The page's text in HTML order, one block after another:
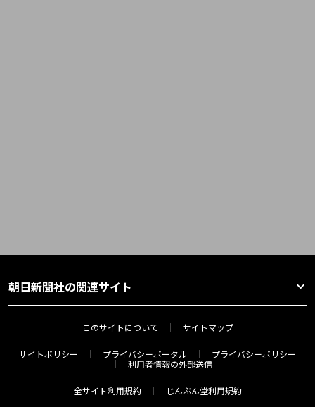
朝日新聞社の関連サイト
このサイトについて サイトマップ
サイトポリシー プライバシーポータル
プライバシーポリシー
利用者情報の外部送信
全サイト利用規約 じんぶん堂利用規約